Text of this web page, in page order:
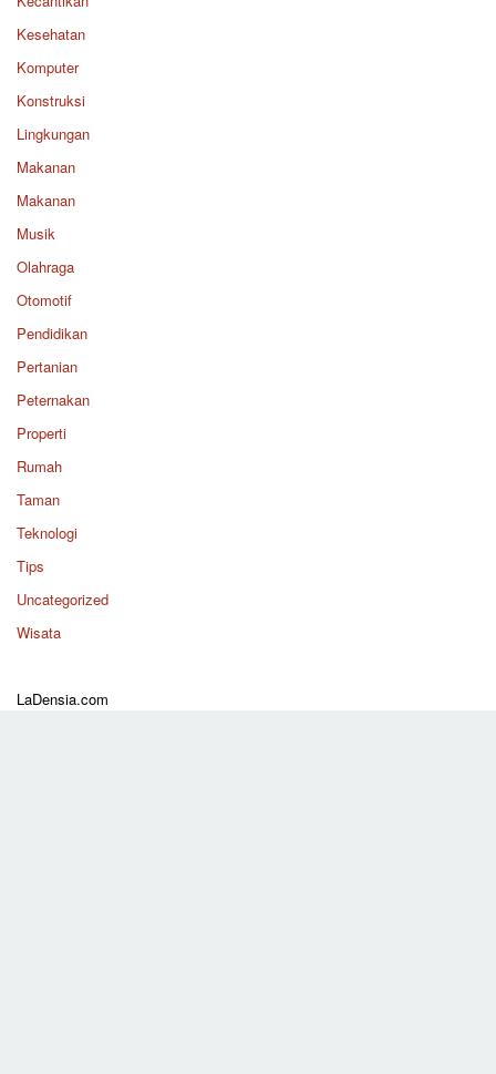
Kesehatan
Komputer
Konstruksi
Lingkungan
Makanan
Makanan
Musik
Olahraga
Otomotif
Pendidikan
Pertanian
Peternakan
Properti
Rumah
Taman
Teknologi
Tips
Uncategorized
Wisata
LaDensia.com